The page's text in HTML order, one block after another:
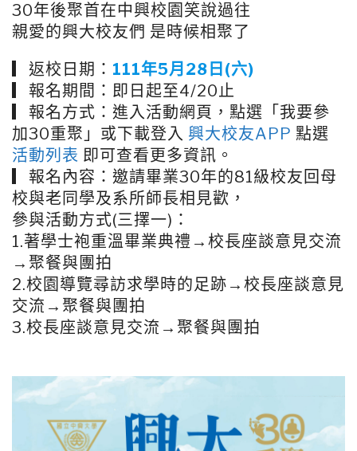
30年後聚首在中興校園笑說過往
親愛的興大校友們 是時候相聚了
▎返校日期： 111年5月28日(六)
▎報名期間：即日起至4/20止
▎報名方式：進入活動網頁，點選「我要參
加30重聚」或下載登入 興大校友APP 點選
活動列表 即可查看更多資訊。
▎報名內容：邀請畢業30年的81級校友回母
校與老同學及系所師長相見歡，
參與活動方式(三擇一)：
1.著學士袍重溫畢業典禮→校長座談意見交流
→聚餐與團拍
2.校園導覽尋訪求學時的足跡→校長座談意見
交流→聚餐與團拍
3.校長座談意見交流→聚餐與團拍